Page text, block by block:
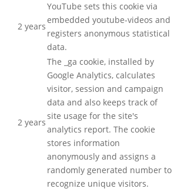
2 years
YouTube sets this cookie via
embedded youtube-videos and
registers anonymous statistical
data.
2 years
The _ga cookie, installed by
Google Analytics, calculates
visitor, session and campaign
data and also keeps track of
site usage for the site's
analytics report. The cookie
stores information
anonymously and assigns a
randomly generated number to
recognize unique visitors.